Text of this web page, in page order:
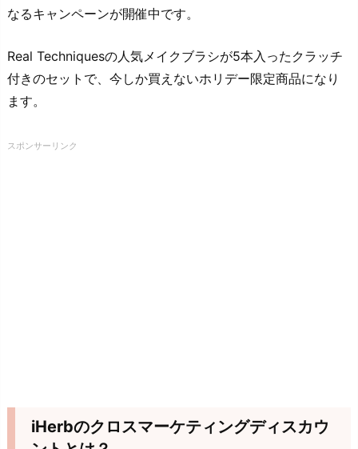
なるキャンペーンが開催中です。
Real Techniquesの人気メイクブラシが5本入ったクラッチ
付きのセットで、今しか買えないホリデー限定商品になり
ます。
スポンサーリンク
iHerbのクロスマーケティングディスカウ